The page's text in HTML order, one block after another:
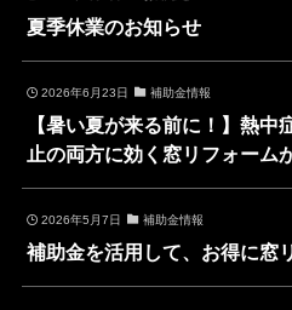
夏季休業のお知らせ
2026年6月23日 補助金情報
【暑い夏が来る前に！】熱
止の両方に効く窓リフォーム
2026年5月7日 補助金情報
補助金を活用して、お得に窓